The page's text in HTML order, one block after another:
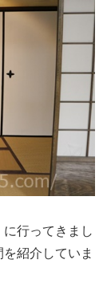
行ってきまし
紹介していま